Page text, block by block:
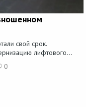
свой срок.
лифтового...
0